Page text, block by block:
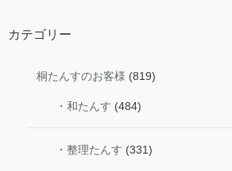
カテゴリー
桐たんすのお客様 (819)
・和たんす (484)
・整理たんす (331)